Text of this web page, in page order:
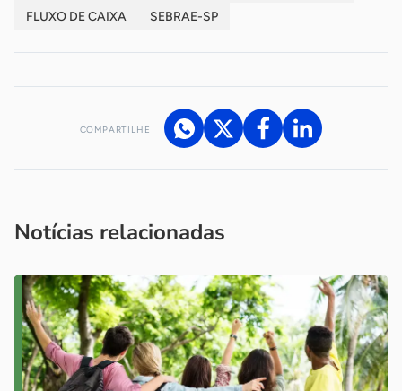
FLUXO DE CAIXA
SEBRAE-SP
COMPARTILHE
Notícias relacionadas